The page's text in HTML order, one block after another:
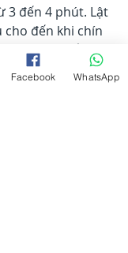
3 đến 4 phút. Lật
cho đến khi chín
trong 1 đến 2
Facebook WhatsApp